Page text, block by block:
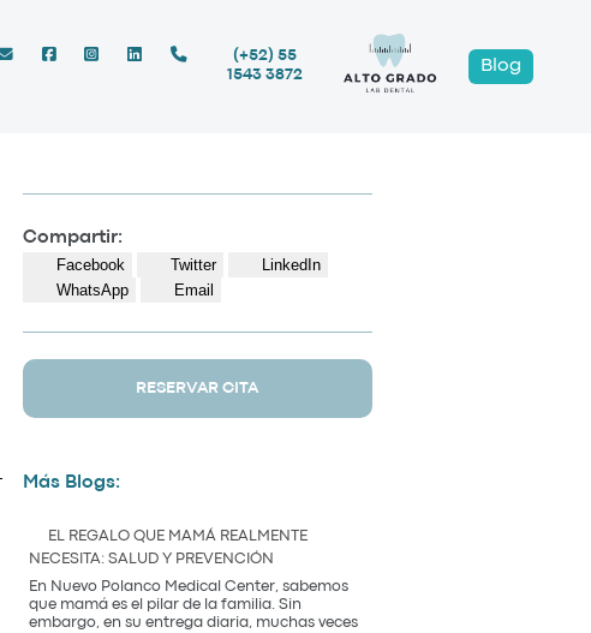
(+52) 55
1543 3872
Blog
Compartir:
Facebook Twitter
LinkedIn
WhatsApp
Email
RESERVAR CITA
Más Blogs:
EL REGALO QUE MAMÁ REALMENTE
NECESITA: SALUD Y PREVENCIÓN
En Nuevo Polanco Medical Center, sabemos
que mamá es el pilar de la familia. Sin
embargo, en su entrega diaria, muchas veces